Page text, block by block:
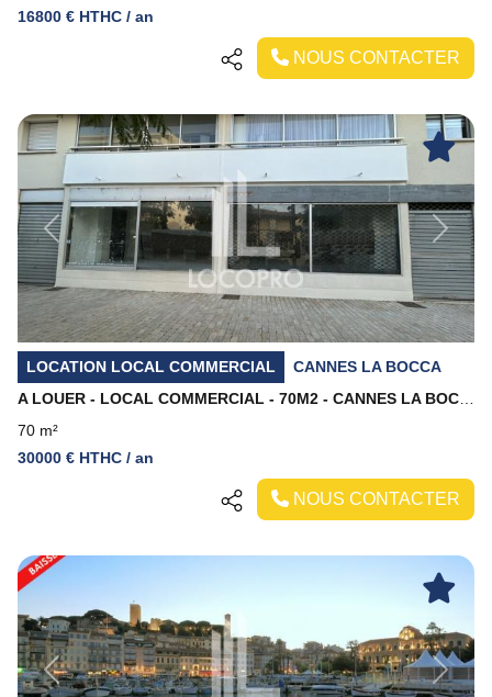
16800 € HTHC / an
NOUS CONTACTER
Previous Next
LOCATION LOCAL COMMERCIAL
CANNES LA BOCCA
70 m²
30000 € HTHC / an
NOUS CONTACTER
Previous Next